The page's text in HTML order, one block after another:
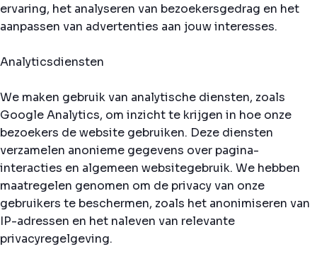
ervaring, het analyseren van bezoekersgedrag en het
aanpassen van advertenties aan jouw interesses.
Analyticsdiensten
We maken gebruik van analytische diensten, zoals
Google Analytics, om inzicht te krijgen in hoe onze
bezoekers de website gebruiken. Deze diensten
verzamelen anonieme gegevens over pagina-
interacties en algemeen websitegebruik. We hebben
maatregelen genomen om de privacy van onze
gebruikers te beschermen, zoals het anonimiseren van
IP-adressen en het naleven van relevante
privacyregelgeving.